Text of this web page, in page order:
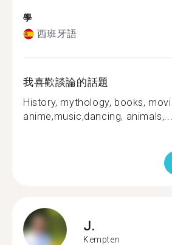
學
西班牙語
我喜歡談論的話題
History, mythology, books,
anime,music,dancing, animals,...
J.
Kempten